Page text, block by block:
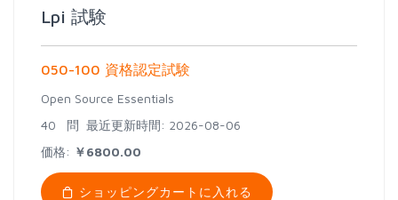
Lpi 試験
050-100 資格認定試験
Open Source Essentials
40 問 最近更新時間: 2026-08-06
価格: ￥6800.00
ショッピングカートに入れる